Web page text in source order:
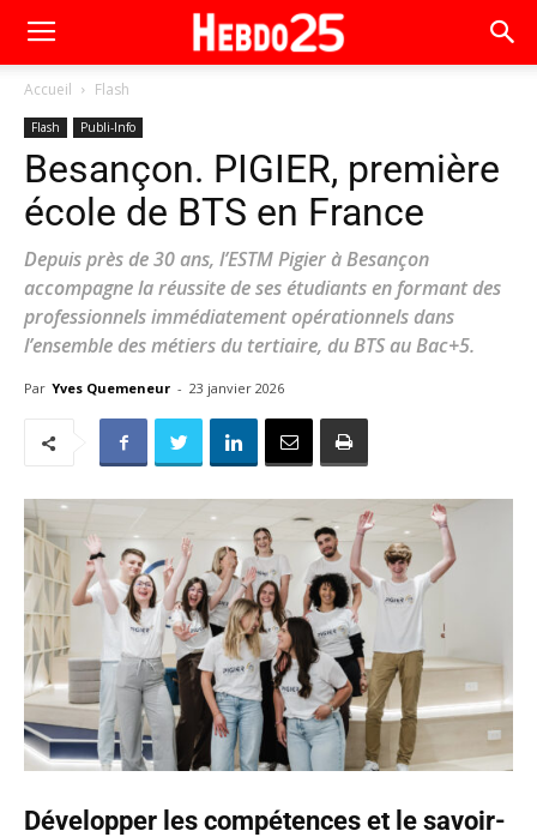
Accueil Flash
Flash Publi-Info
Besançon. PIGIER, première
école de BTS en France
Depuis près de 30 ans, l’ESTM Pigier à Besançon
accompagne la réussite de ses étudiants en formant des
professionnels immédiatement opérationnels dans
l’ensemble des métiers du tertiaire, du BTS au Bac+5.
Par Yves Quemeneur - 23 janvier 2026
Développer les compétences et le savoir-